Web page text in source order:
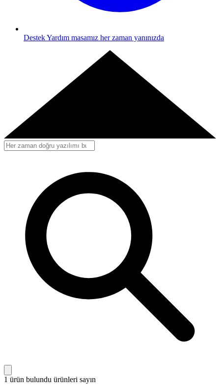
DestekYardım masamız her zaman yanınızda
1 ürün bulundu ürünleri sayın